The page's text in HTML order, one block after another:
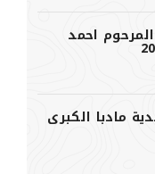
احمد
مادبا الكبرى